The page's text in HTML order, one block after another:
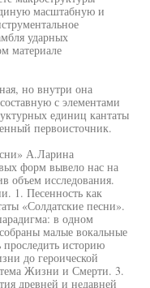
масштабную и
ударных
материале
но внутри она
с элементами
единиц кантаты
первоисточник.
А.Ларина
форм вывело нас на
объем исследования.
1. Песенность как
«Солдатские песни».
в одном
малые вокальные
историю
до героической
Жизни и Смерти. 3.
древней и недавней